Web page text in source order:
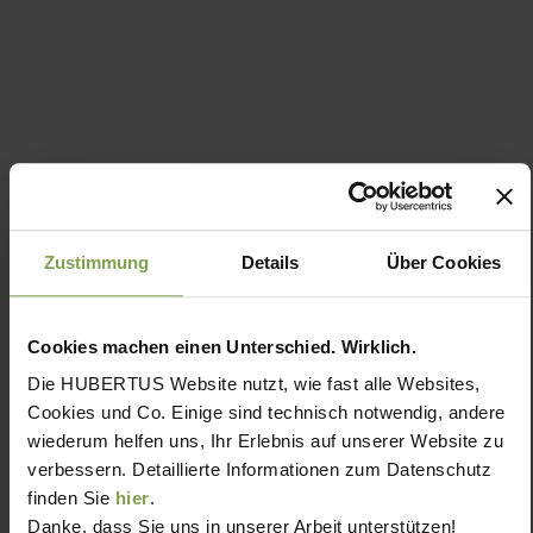
Zustimmung Details Über Cookies
Cookies machen einen Unterschied. Wirklich.
Die HUBERTUS Website nutzt, wie fast alle Websites,
Cookies und Co. Einige sind technisch notwendig, andere
wiederum helfen uns, Ihr Erlebnis auf unserer Website zu
verbessern. Detaillierte Informationen zum Datenschutz
finden Sie hier.
Danke, dass Sie uns in unserer Arbeit unterstützen!